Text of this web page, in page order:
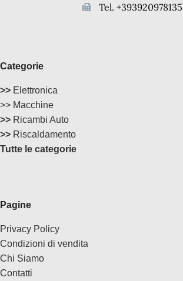
Tel. +393920978135
Categorie
>> Elettronica
>> Macchine
>> Ricambi Auto
>> Riscaldamento
Tutte le categorie
Pagine
Privacy Policy
Condizioni di vendita
Chi Siamo
Contatti